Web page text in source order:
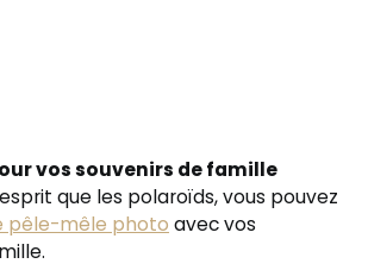
vos souvenirs de famille
que les polaroïds, vous pouvez
pêle-mêle photo avec vos